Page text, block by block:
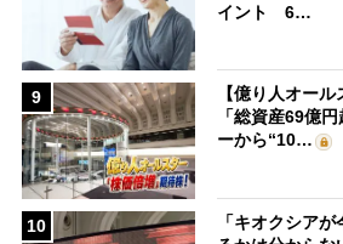
イント 6…
9
【億り人オー
「総資産69億
ーから“10…
10
「キオクシア